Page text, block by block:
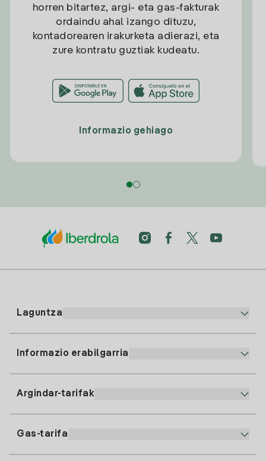
horren bitartez, argi- eta gas-fakturak
ordaindu ahal izango dituzu,
kontadorearen irakurketa adierazi, eta
zure kontratu guztiak kudeatu.
Informazio gehiago
Laguntza
91 919 52 73
clientes@tuiberdrola.es
Informazio erabilgarria
Argindar-tarifak
Gas-tarifa